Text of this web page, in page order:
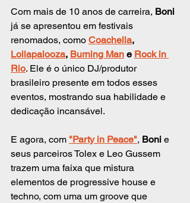
Com mais de 10 anos de carreira, Boni
já se apresentou em festivais
renomados, como Coachella,
Lollapalooza, Burning Man e Rock in
Rio. Ele é o único DJ/produtor
brasileiro presente em todos esses
eventos, mostrando sua habilidade e
dedicação incansável.
E agora, com "Party in Peace", Boni e
seus parceiros Tolex e Leo Gussem
trazem uma faixa que mistura
elementos de progressive house e
techno, com uma um groove que